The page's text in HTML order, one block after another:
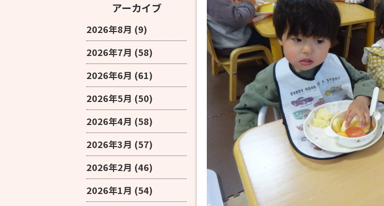
アーカイブ
2026年8月 (9)
2026年7月 (58)
2026年6月 (61)
2026年5月 (50)
2026年4月 (58)
2026年3月 (57)
2026年2月 (46)
2026年1月 (54)